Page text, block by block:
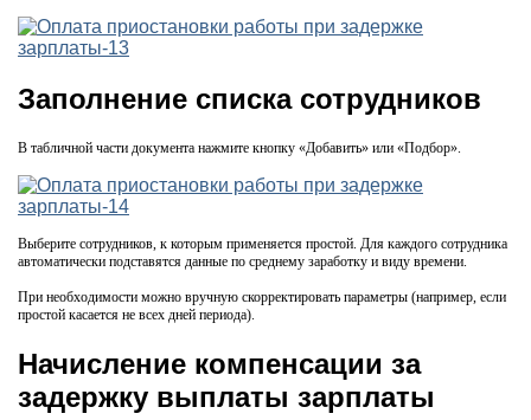
Заполнение списка сотрудников
В табличной части документа нажмите кнопку «Добавить» или «Подбор».
Выберите сотрудников, к которым применяется простой. Для каждого сотрудника
автоматически подставятся данные по среднему заработку и виду времени.
При необходимости можно вручную скорректировать параметры (например, если
простой касается не всех дней периода).
Начисление компенсации за
задержку выплаты зарплаты